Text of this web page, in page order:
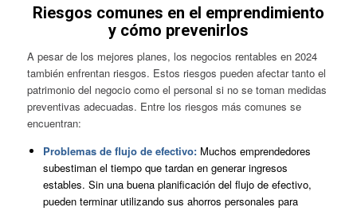
Riesgos comunes en el emprendimiento
y cómo prevenirlos
A pesar de los mejores planes, los negocios rentables en 2024
también enfrentan riesgos. Estos riesgos pueden afectar tanto el
patrimonio del negocio como el personal si no se toman medidas
preventivas adecuadas. Entre los riesgos más comunes se
encuentran:
Problemas de flujo de efectivo: Muchos emprendedores
subestiman el tiempo que tardan en generar ingresos
estables. Sin una buena planificación del flujo de efectivo,
pueden terminar utilizando sus ahorros personales para